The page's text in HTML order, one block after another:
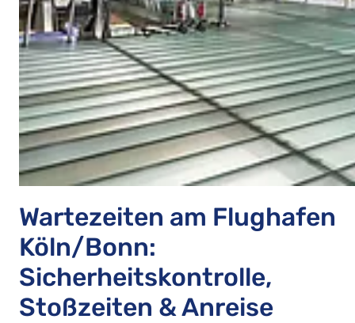
Wartezeiten am Flughafen
Köln/Bonn:
Sicherheitskontrolle,
Stoßzeiten & Anreise